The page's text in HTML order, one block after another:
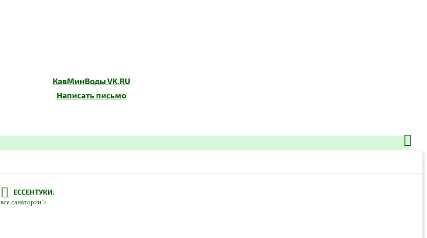
КавМинВодыVK.RU
Написать письмо
ЕССЕНТУКИ:
все санатории >